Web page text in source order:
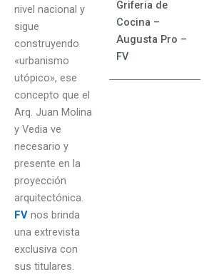
nivel nacional y
sigue
construyendo
«urbanismo
utópico», ese
concepto que el
Arq. Juan Molina
y Vedia ve
necesario y
presente en la
proyección
arquitectónica.
FV nos brinda
una extrevista
exclusiva con
sus titulares.
Griferia de
Cocina –
Augusta Pro –
FV